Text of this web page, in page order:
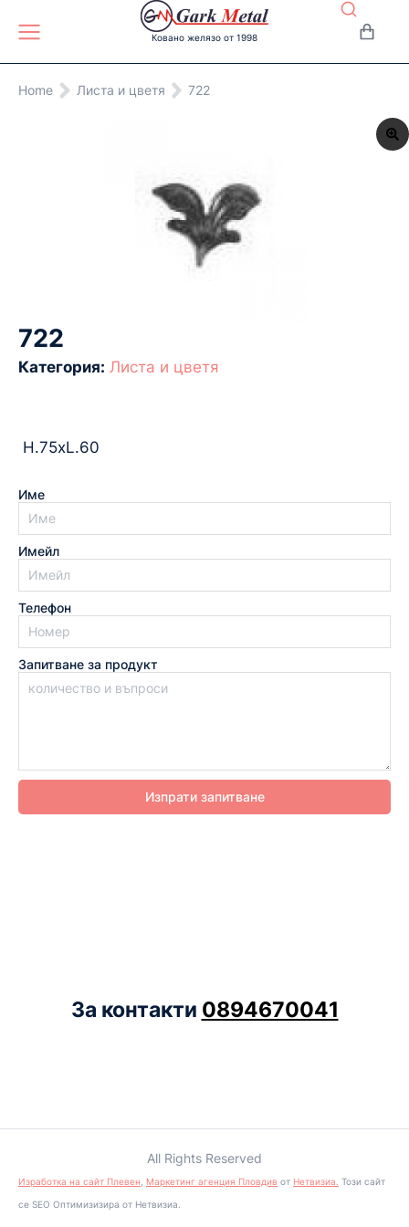
Ковано желязо от 1998
You are here:
Home Листа и цветя 722
722
Категория: Листа и цветя
­ H.75xL.60
Име
Имейл
Телефон
Запитване за продукт
Изпрати запитване
За контакти 0894670041
All Rights Reserved
Изработка на сайт Плевен Маркетинг агенция Пловдив от Нетвизиа. Този сайт
се SEO Оптимизизира от Нетвизиа.